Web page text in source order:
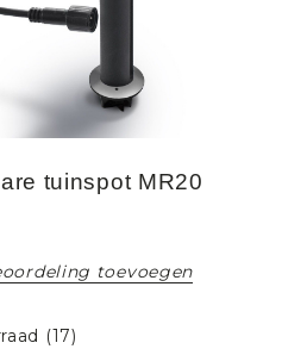
tuinspot MR20
toevoegen
(17)